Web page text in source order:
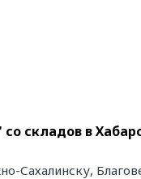
складов в
Сахалинску,